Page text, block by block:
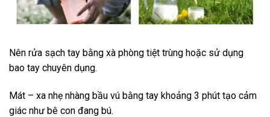
Nên rửa sạch tay bằng xà phòng tiệt trùng hoặc sử dụng
bao tay chuyên dụng.
Mát – xa nhẹ nhàng bầu vú bằng tay khoảng 3 phút tạo cảm
giác như bê con đang bú.